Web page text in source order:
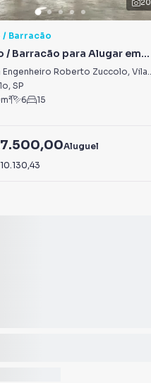
20
/ Barracão
/ Barracão para Alugar em
Engenheiro Roberto Zuccolo, Vila Leopoldina
, SP
m² 6 15
Aluguel